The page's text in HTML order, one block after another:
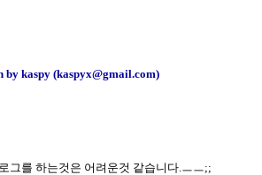
by kaspy (kaspyx@gmail.com)
그를 하는것은 어려운것 같습니다.ㅡㅡ;;